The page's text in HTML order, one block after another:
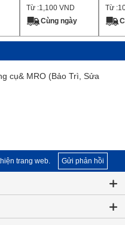
Từ :1,100 VND
Cùng ngày
tham
Từ :
cụ& MRO (Bảo Trì, Sửa
trang web. Gửi phản hồi